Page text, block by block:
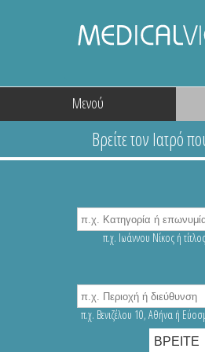
Μενού
π.χ. Ιωάννου Νίκος ή
π.χ. Βενιζέλου 10, Αθήνα ή